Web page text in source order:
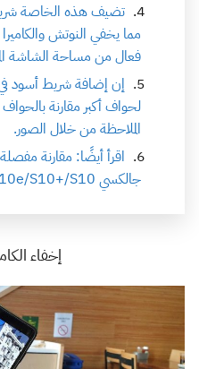
تضيف هذه الخاصة
مما يخفي النوتش
فعال من مساحة الشاشة
إن إضافة شريط أسود
لحواف أكبر مقارنة
الملاحظة من خلال الصور.
اقرأ أيضًا: مقارنة
جالكسي S10e/S10+/S10 وأبرز منافسيهم
إخفاء